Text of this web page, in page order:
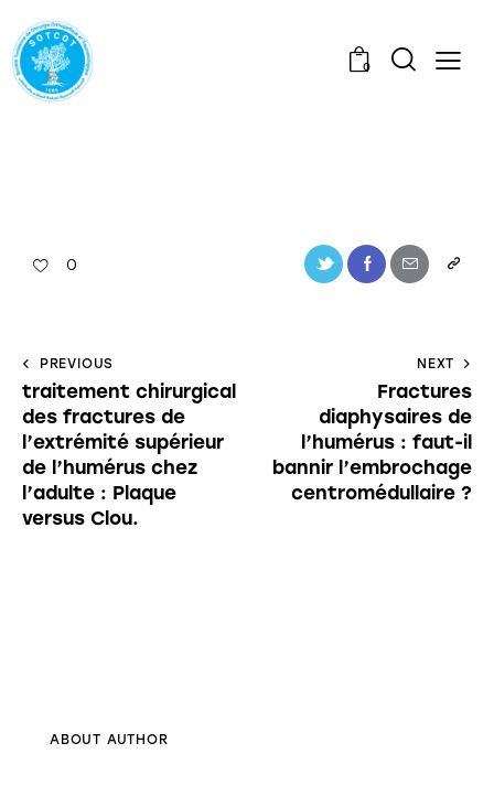
0
0
PREVIOUS
traitement chirurgical
des fractures de
l’extrémité supérieur
de l’humérus chez
l’adulte : Plaque
versus Clou.
NEXT
Fractures
diaphysaires de
l’humérus : faut-il
bannir l’embrochage
centromédullaire ?
ABOUT AUTHOR